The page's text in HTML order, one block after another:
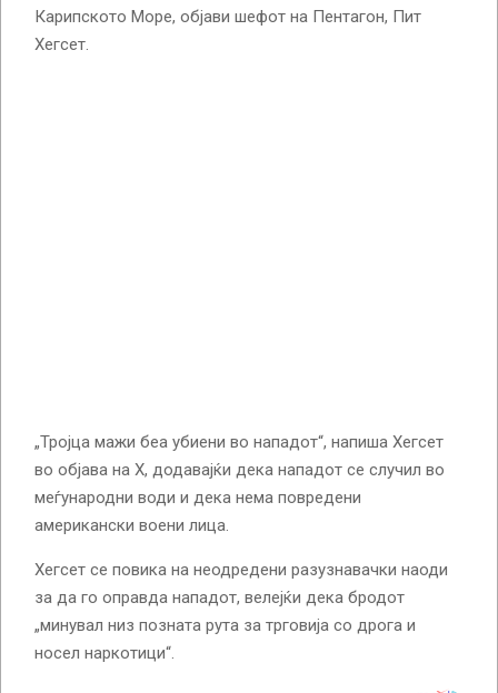
Карипското Море, објави шефот на Пентагон, Пит
Хегсет.
„Тројца мажи беа убиени во нападот“, напиша Хегсет
во објава на X, додавајќи дека нападот се случил во
меѓународни води и дека нема повредени
американски воени лица.
Хегсет се повика на неодредени разузнавачки наоди
за да го оправда нападот, велејќи дека бродот
„минувал низ позната рута за трговија со дрога и
носел наркотици“.